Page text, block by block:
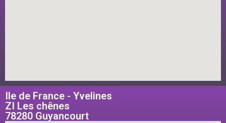
Ile de France - Yvelines
ZI Les chênes
78280 Guyancourt